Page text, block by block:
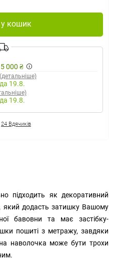
кошик
000 ₴
(детальніше)
19.8.
19.8.
24 Вдячиків
підходить як декоративний
який додасть затишку Вашому
бавовни та має застібку-
пошиті з метражу, завдяки
наволочка може бути трохи